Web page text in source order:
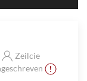
Zeilcie